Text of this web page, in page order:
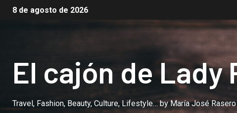
8 de agosto de 2026
El cajón de Lady
Travel, Fashion, Beauty, Culture, Lifestyle… by María José Rasero